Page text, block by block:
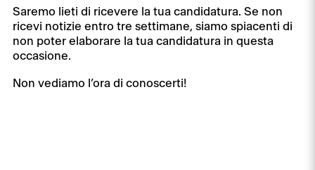
Saremo lieti di ricevere la tua candidatura. Se non
ricevi notizie entro tre settimane, siamo spiacenti di
non poter elaborare la tua candidatura in questa
occasione.
Non vediamo l’ora di conoscerti!